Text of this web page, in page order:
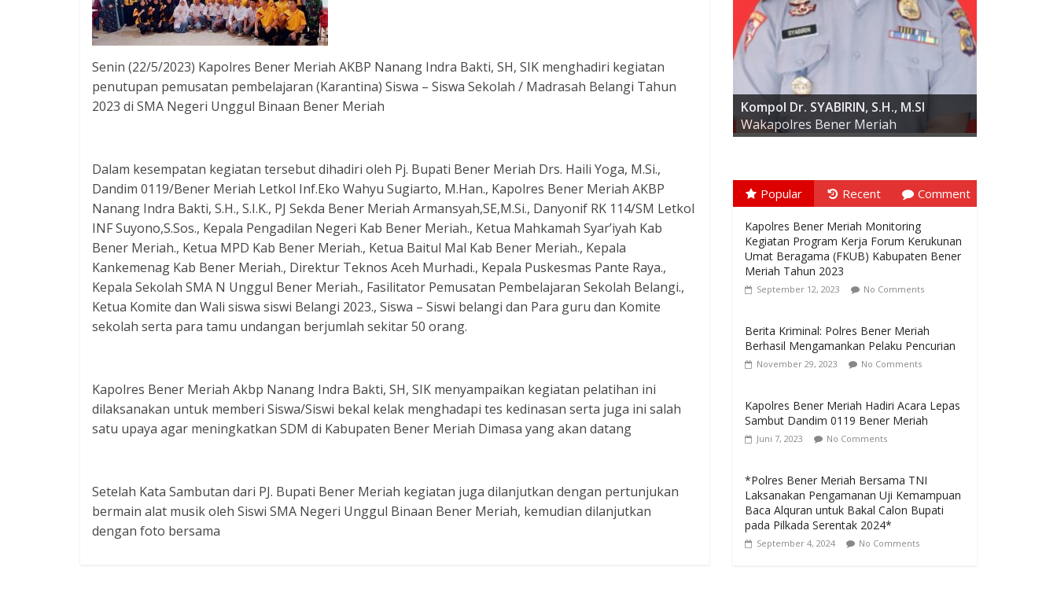
Senin (22/5/2023) Kapolres Bener Meriah AKBP Nanang Indra Bakti, SH, SIK menghadiri kegiatan
penutupan pemusatan pembelajaran (Karantina) Siswa – Siswa Sekolah / Madrasah Belangi Tahun
2023 di SMA Negeri Unggul Binaan Bener Meriah
Dalam kesempatan kegiatan tersebut dihadiri oleh Pj. Bupati Bener Meriah Drs. Haili Yoga, M.Si.,
Dandim 0119/Bener Meriah Letkol Inf.Eko Wahyu Sugiarto, M.Han., Kapolres Bener Meriah AKBP
Nanang Indra Bakti, S.H., S.I.K., PJ Sekda Bener Meriah Armansyah,SE,M.Si., Danyonif RK 114/SM Letkol
INF Suyono,S.Sos., Kepala Pengadilan Negeri Kab Bener Meriah., Ketua Mahkamah Syar’iyah Kab
Bener Meriah., Ketua MPD Kab Bener Meriah., Ketua Baitul Mal Kab Bener Meriah., Kepala
Kankemenag Kab Bener Meriah., Direktur Teknos Aceh Murhadi., Kepala Puskesmas Pante Raya.,
Kepala Sekolah SMA N Unggul Bener Meriah., Fasilitator Pemusatan Pembelajaran Sekolah Belangi.,
Ketua Komite dan Wali siswa siswi Belangi 2023., Siswa – Siswi belangi dan Para guru dan Komite
sekolah serta para tamu undangan berjumlah sekitar 50 orang.
Kapolres Bener Meriah Akbp Nanang Indra Bakti, SH, SIK menyampaikan kegiatan pelatihan ini
dilaksanakan untuk memberi Siswa/Siswi bekal kelak menghadapi tes kedinasan serta juga ini salah
satu upaya agar meningkatkan SDM di Kabupaten Bener Meriah Dimasa yang akan datang
Setelah Kata Sambutan dari PJ. Bupati Bener Meriah kegiatan juga dilanjutkan dengan pertunjukan
bermain alat musik oleh Siswi SMA Negeri Unggul Binaan Bener Meriah, kemudian dilanjutkan
dengan foto bersama
AKBP ARIS CAI DWI SUSANTO S.I.K.,
M.I.K
Kompol Dr. SYABIRIN, S.H., M.SI
Wakapolres Bener Meriah
Popular Recent Comment
Kapolres Bener Meriah Monitoring
Kegiatan Program Kerja Forum Kerukunan
Umat Beragama (FKUB) Kabupaten Bener
Meriah Tahun 2023
September 12, 2023 No Comments
Berita Kriminal: Polres Bener Meriah
Berhasil Mengamankan Pelaku Pencurian
November 29, 2023 No Comments
Kapolres Bener Meriah Hadiri Acara Lepas
Sambut Dandim 0119 Bener Meriah
Juni 7, 2023 No Comments
*Polres Bener Meriah Bersama TNI
Laksanakan Pengamanan Uji Kemampuan
Baca Alquran untuk Bakal Calon Bupati
pada Pilkada Serentak 2024*
September 4, 2024 No Comments